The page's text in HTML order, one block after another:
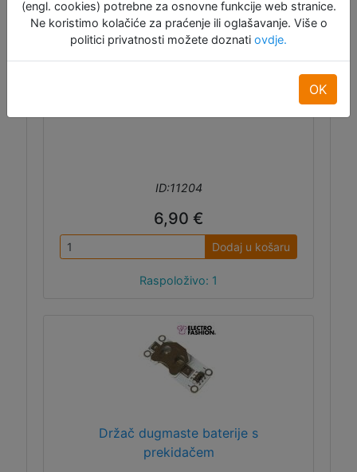
čelika više podsjeća na tanku vunu i može
se šivati samo ručno, ali zato ima odličnu
vodljivost i mekoću pa je uz njegovu pomoć
lako pretvoriti obične rukavice u one na koje
ID:11204
6,90 €
Dodaj u košaru
Raspoloživo: 1
Držač dugmaste baterije s
prekidačem
(engl. cookies) potrebne za osnovne funkcije web stranice.
Ne koristimo kolačiće za praćenje ili oglašavanje. Više o
politici privatnosti možete doznati ovdje.
OK